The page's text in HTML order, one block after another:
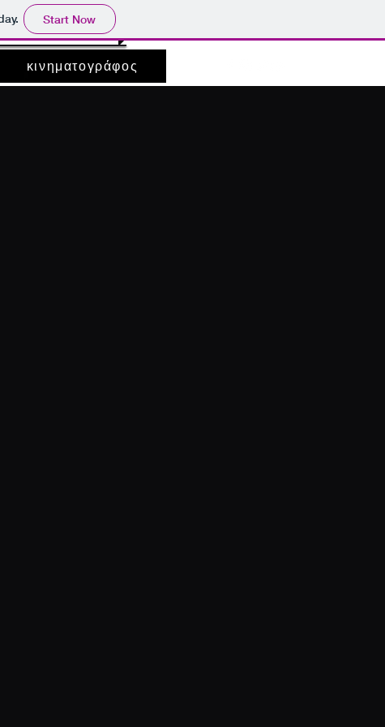
Start Now
κινηματογράφος
κινηματογράφος